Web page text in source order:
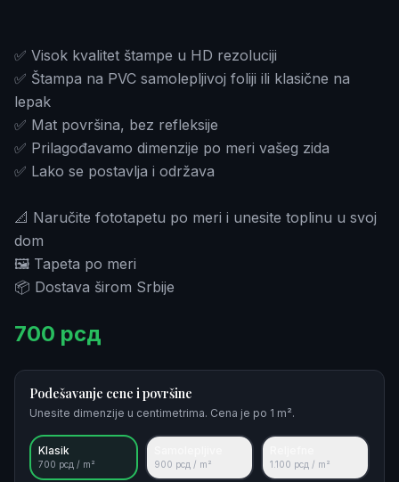
✅ Visok kvalitet štampe u HD rezoluciji
✅ Štampa na PVC samolepljivoj foliji ili klasične na
lepak
✅ Mat površina, bez refleksije
✅ Prilagođavamo dimenzije po meri vašeg zida
✅ Lako se postavlja i održava
📐 Naručite fototapetu po meri i unesite toplinu u svoj
dom
🖼️ Tapeta po meri
📦 Dostava širom Srbije
700 рсд
Podešavanje cene i površine
Unesite dimenzije u centimetrima. Cena je po 1 m².
Klasik
700 рсд / m² 900 рсд / m² 1.100 рсд / m²